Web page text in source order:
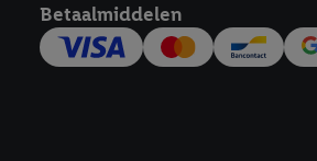
Betaalmiddelen